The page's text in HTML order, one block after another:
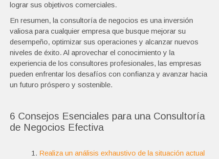
lograr sus objetivos comerciales.
En resumen, la consultoría de negocios es una inversión
valiosa para cualquier empresa que busque mejorar su
desempeño, optimizar sus operaciones y alcanzar nuevos
niveles de éxito. Al aprovechar el conocimiento y la
experiencia de los consultores profesionales, las empresas
pueden enfrentar los desafíos con confianza y avanzar hacia
un futuro próspero y sostenible.
6 Consejos Esenciales para una Consultoría
de Negocios Efectiva
Realiza un análisis exhaustivo de la situación actual